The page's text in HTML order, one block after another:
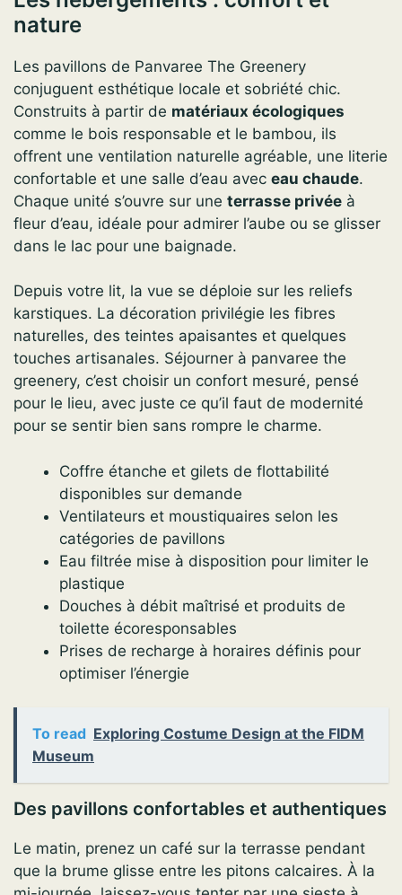
nature
Les pavillons de Panvaree The Greenery
conjuguent esthétique locale et sobriété chic.
Construits à partir de matériaux écologiques
comme le bois responsable et le bambou, ils
offrent une ventilation naturelle agréable, une literie
confortable et une salle d’eau avec eau chaude.
Chaque unité s’ouvre sur une terrasse privée à
fleur d’eau, idéale pour admirer l’aube ou se glisser
dans le lac pour une baignade.
Depuis votre lit, la vue se déploie sur les reliefs
karstiques. La décoration privilégie les fibres
naturelles, des teintes apaisantes et quelques
touches artisanales. Séjourner à panvaree the
greenery, c’est choisir un confort mesuré, pensé
pour le lieu, avec juste ce qu’il faut de modernité
pour se sentir bien sans rompre le charme.
Coffre étanche et gilets de flottabilité
disponibles sur demande
Ventilateurs et moustiquaires selon les
catégories de pavillons
Eau filtrée mise à disposition pour limiter le
plastique
Douches à débit maîtrisé et produits de
toilette écoresponsables
Prises de recharge à horaires définis pour
optimiser l’énergie
To read Exploring Costume Design at the FIDM
Museum
Des pavillons confortables et authentiques
Le matin, prenez un café sur la terrasse pendant
que la brume glisse entre les pitons calcaires. À la